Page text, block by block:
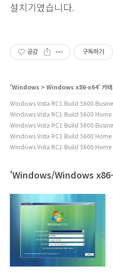
설치기였습니다.
공감 구독하기
'Windows > Windows x86-x64' 카
Windows Vista RC1 Build 5600
Windows Vista RC1 Build 5600 Home
Windows Vista RC1 Build 5600
Windows Vista RC1 Build 5600 Home
Windows Vista RC1 Build 5600 Home
'Windows/Windows